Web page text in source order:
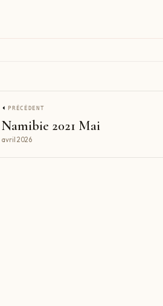
PRÉCÉDENT
Namibie 2021 Mai
avril 2026